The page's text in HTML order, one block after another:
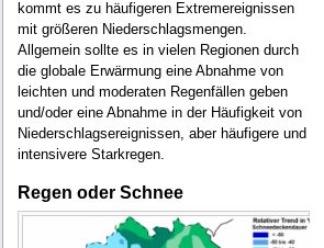
kommt es zu häufigeren Extremereignissen
mit größeren Niederschlagsmengen.
Allgemein sollte es in vielen Regionen durch
die globale Erwärmung eine Abnahme von
leichten und moderaten Regenfällen geben
und/oder eine Abnahme in der Häufigkeit von
Niederschlagsereignissen, aber häufigere und
intensivere Starkregen.
Regen oder Schnee